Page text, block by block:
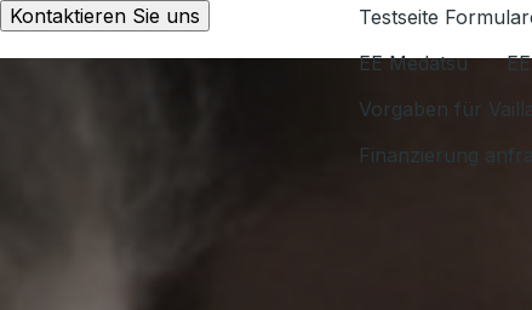
Kontaktieren Sie uns Testseite
EE Medatsu
Vorgaben für
Finanzierung